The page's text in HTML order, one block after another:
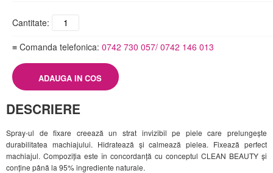
Cantitate:
≡ Comanda telefonica: 0742 730 057/ 0742 146 013
DESCRIERE
Spray-ul de fixare creează un strat invizibil pe piele care prelungește
durabilitatea machiajului. Hidratează și calmează pielea. Fixează perfect
machiajul. Compoziția este în concordanță cu conceptul CLEAN BEAUTY și
conține până la 95% ingrediente naturale.